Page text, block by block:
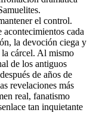
el control.
acontecimientos cada
la devoción ciega y
la cárcel. Al mismo
de los antiguos
de años de
revelaciones más
real, fanatismo
tan inquietante